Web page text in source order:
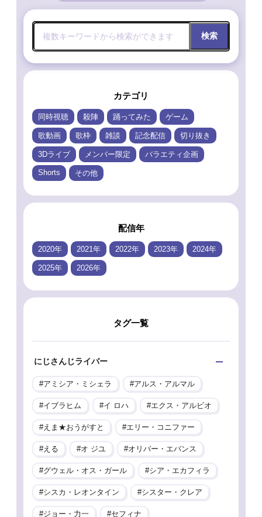
検索
カテゴリ
同時視聴 殺陣 踊ってみた ゲーム
歌動画 歌枠 雑談 記念配信 切り抜き
3Dライブ メンバー限定 バラエティ企画
Shorts その他
配信年
2020年 2021年 2022年 2023年 2024年
2025年 2026年
タグ一覧
にじさんじライバー
アミシア・ミシェラ アルス・アルマル
イブラヒム イ ロハ エクス・アルビオ
えま★おうがすと エリー・コニファー
える オ ジユ オリバー・エバンス
グウェル・オス・ガール シア・エカフィラ
シスカ・レオンタイン シスター・クレア
ジョー・力一 セフィナ